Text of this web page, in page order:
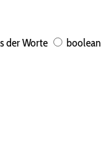
der Worte boolean